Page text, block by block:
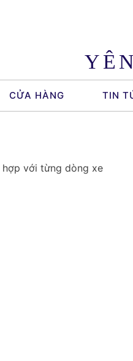
CỬA HÀNG TIN